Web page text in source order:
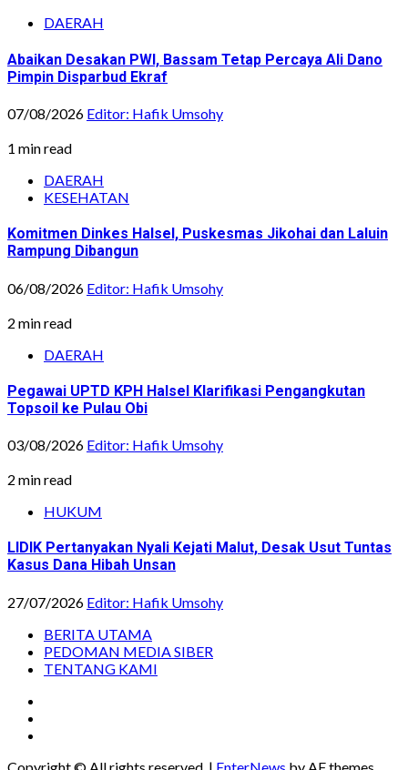
DAERAH
Abaikan Desakan PWI, Bassam Tetap Percaya Ali Dano
Pimpin Disparbud Ekraf
07/08/2026 Editor: Hafik Umsohy
1 min read
DAERAH
KESEHATAN
Komitmen Dinkes Halsel, Puskesmas Jikohai dan Laluin
Rampung Dibangun
06/08/2026 Editor: Hafik Umsohy
2 min read
DAERAH
Pegawai UPTD KPH Halsel Klarifikasi Pengangkutan
Topsoil ke Pulau Obi
03/08/2026 Editor: Hafik Umsohy
2 min read
HUKUM
LIDIK Pertanyakan Nyali Kejati Malut, Desak Usut Tuntas
Kasus Dana Hibah Unsan
27/07/2026 Editor: Hafik Umsohy
BERITA UTAMA
PEDOMAN MEDIA SIBER
TENTANG KAMI
Copyright © All rights reserved. | EnterNews by AF themes.